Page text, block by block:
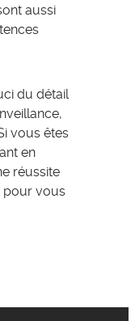
aussi
du détail
vous êtes
en
réussite
pour vous